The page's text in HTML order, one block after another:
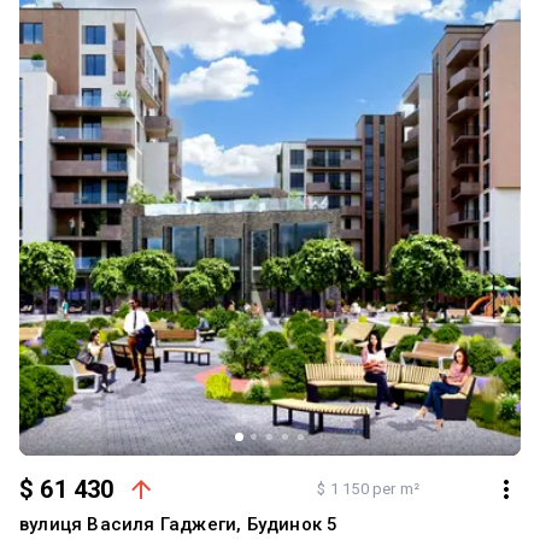
в кожній кімнаті • бойлер + електрокотел Квартира вже має
якісну базу для ремонту - можна одразу переходити до реалізації
свого інтер’єру без зайвих витрат. Локація + комплектація =
дійсно вигідна пропозиція. Звертайся, не зволікай!
$ 61 430 $ 1 150 per m²
вулиця Василя Гаджеги, Будинок 5